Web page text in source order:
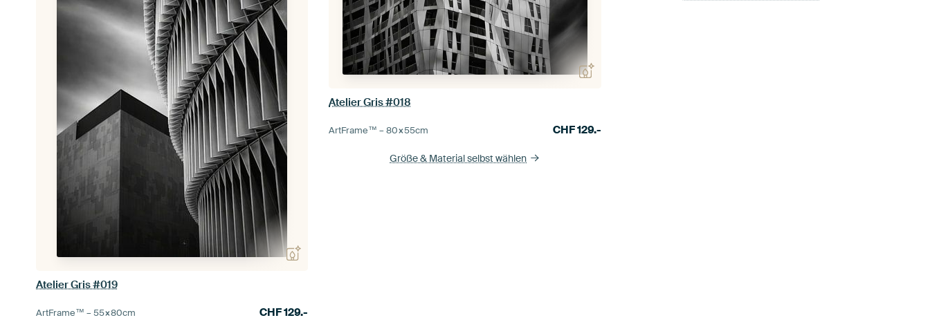
Atelier Gris #019
ArtFrame™ –55×80cm CHF129.-
Atelier Gris #018
ArtFrame™ –80×55cm CHF129.-
Größe & Material selbst wählen